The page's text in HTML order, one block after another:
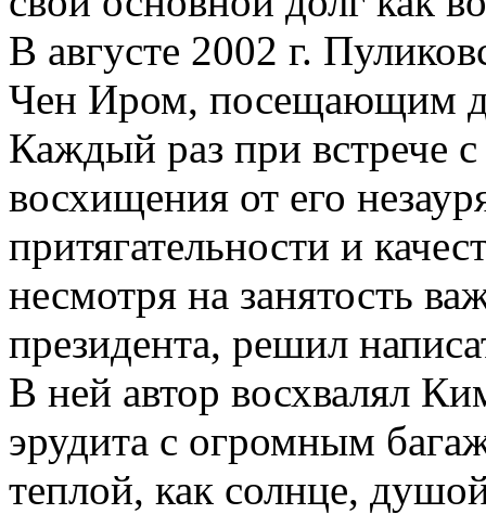
В августе 2002 г.
Чен Иром, посещающим
Каждый раз при встрече
восхищения от его
притягательности и
несмотря на занятость
президента, решил
В ней автор восхвалял
эрудита с огромным
теплой, как солнце,